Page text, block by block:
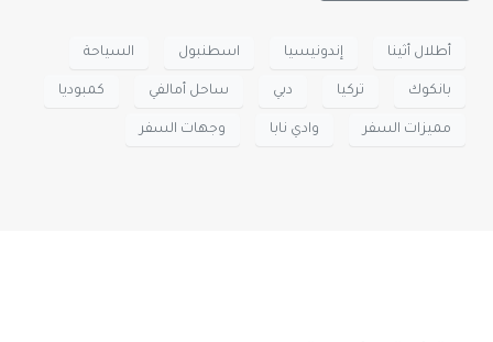
أطلال أثينا إندونيسيا اسطنبول السياحة
بانكوك تركيا دبي ساحل أمالفي كمبوديا
مميزات السفر وادي نابا وجهات السفر